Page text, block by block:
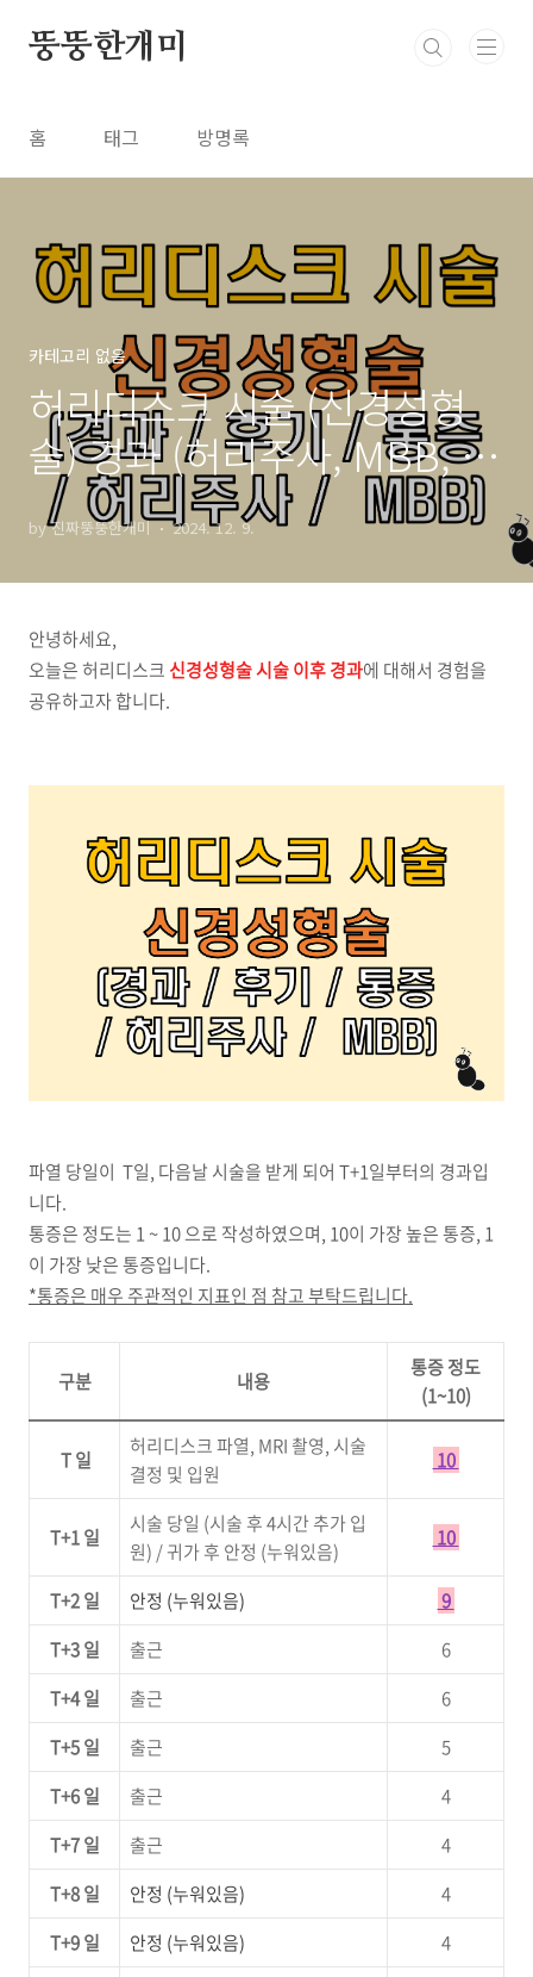
뚱뚱한개미
홈 태그 방명록
카테고리 없음
허리디스크 시술 (신경성형
술) 경과 (허리주사, MBB, 후
기)
by 진짜뚱뚱한개미 2024. 12. 9.
안녕하세요,
오늘은 허리디스크 신경성형술 시술 이후 경과에 대해서 경험을
공유하고자 합니다.
파열 당일이 T일, 다음날 시술을 받게 되어 T+1일부터의 경과입
니다.
통증은 정도는 1 ~ 10 으로 작성하였으며, 10이 가장 높은 통증, 1
이 가장 낮은 통증입니다.
*통증은 매우 주관적인 지표인 점 참고 부탁드립니다.
구분 내용
통증 정도
(1~10)
T 일
허리디스크 파열, MRI 촬영, 시술
결정 및 입원
10
T+1 일
시술 당일 (시술 후 4시간 추가 입
원) / 귀가 후 안정 (누워있음)
10
T+2 일 안정 (누워있음)
9
T+3 일
출근
6
T+4 일
출근
6
T+5 일
출근
5
T+6 일
출근
4
T+7 일
출근
4
T+8 일
안정 (누워있음)
4
T+9 일
안정 (누워있음) 4